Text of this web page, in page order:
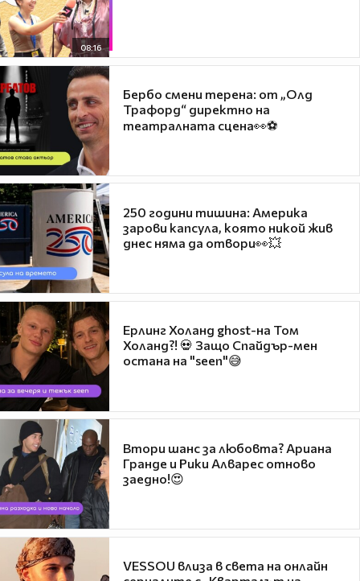
08:16
Бербо смени терена: от „Олд
Трафорд“ директно на
театралната сцена👀⚽
250 години тишина: Америка
зарови капсула, която никой жив
днес няма да отвори👀💥
Ерлинг Холанд ghost-на Том
Холанд?! 💀 Защо Спайдър-мен
остана на "seen"😅
Втори шанс за любовта? Ариана
Гранде и Рики Алварес отново
заедно!😍
VESSOU влиза в света на онлайн